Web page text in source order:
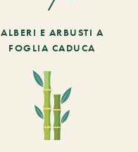
ALBERI E ARBUSTI A
FOGLIA CADUCA